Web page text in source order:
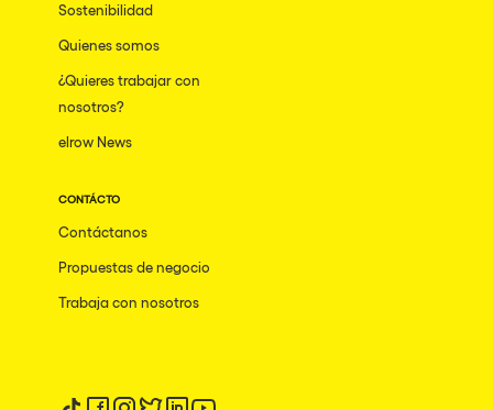
Sostenibilidad
Quienes somos
¿Quieres trabajar con
nosotros?
elrow News
CONTÁCTO
Contáctanos
Propuestas de negocio
Trabaja con nosotros